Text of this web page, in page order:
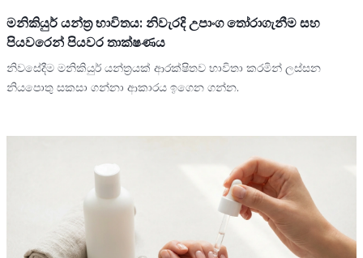
මනිකියුර් යන්ත්‍ර භාවිතය: නිවැරදි උපාංග තෝරාගැනීම සහ
පියවරෙන් පියවර තාක්ෂණය
නිවසේදීම මනිකියුර් යන්ත්‍රයක් ආරක්ෂිතව භාවිතා කරමින් ලස්සන
නියපොතු සකසා ගන්නා ආකාරය ඉගෙන ගන්න.